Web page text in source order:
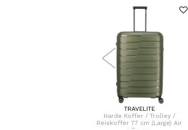
TRAVELITE
Harde Koffer / Trolley /
Reiskoffer 77 cm (Large) Air